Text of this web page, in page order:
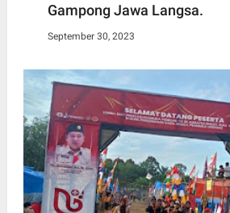
Gampong Jawa Langsa.
September 30, 2023